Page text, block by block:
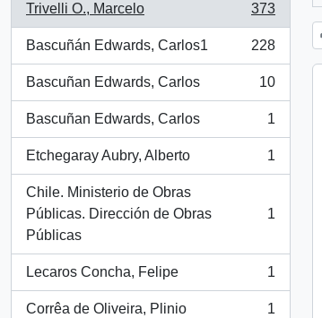
Trivelli O., Marcelo
, 373 resultados
373
Bascuñán Edwards, Carlos1
, 228 resultados
228
Bascuñan Edwards, Carlos
, 10 resultados
10
Bascuñan Edwards, Carlos
, 1 resultados
1
Etchegaray Aubry, Alberto
, 1 resultados
1
Chile. Ministerio de Obras
Públicas. Dirección de Obras
Públicas
, 1 resultados
1
Lecaros Concha, Felipe
, 1 resultados
1
Corrêa de Oliveira, Plinio 1